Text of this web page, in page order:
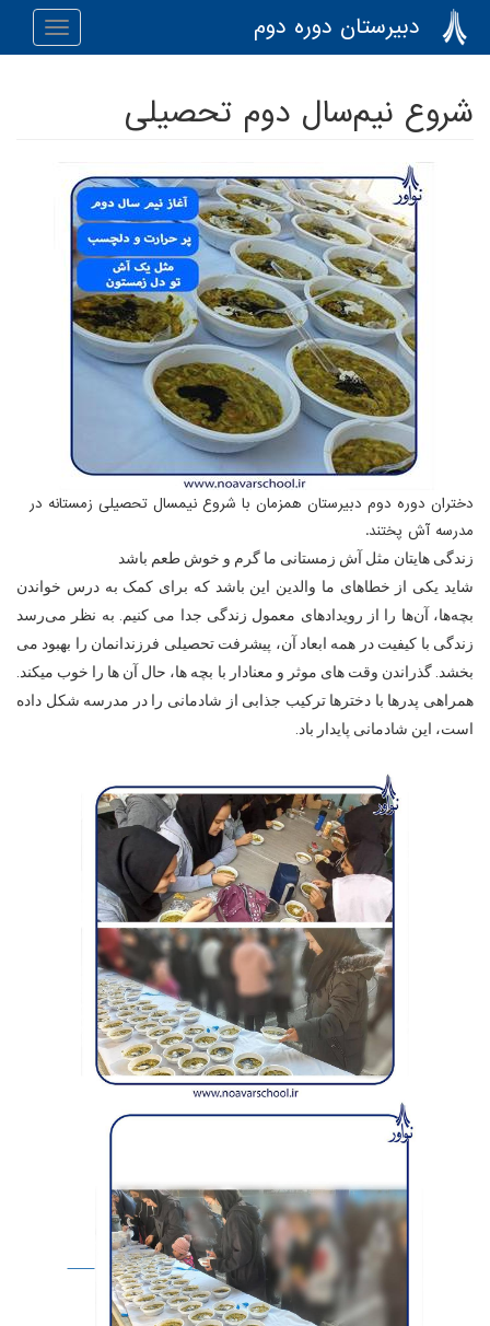
رفتن به محتوای اصلی
دبیرستان دوره دوم
Toggle
شروع نیم‌سال دوم تحصیلی
دختران دوره دوم دبیرستان همزمان با شروع نیمسال تحصیلی زمستانه در
مدرسه آش پختند.
زندگی هایتان مثل آش زمستانی ما گرم و خوش طعم باشد
بچه‌ها، آن‌ها را از رویدادهای معمول زندگی جدا می کنیم.
بخشد. گذراندن وقت های موثر و معنادار با بچه ها، حال آن ها را خوب میکند.
است، این شادمانی پایدار باد.